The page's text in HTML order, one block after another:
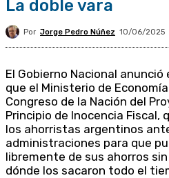
La doble vara
Por Jorge Pedro Núñez 10/06/2025
El Gobierno Nacional
que el Ministerio de
Congreso de la Nación del
Principio de Inocencia Fiscal,
los ahorristas argentinos
administraciones para que
libremente de sus ahorros
dónde los sacaron todo el